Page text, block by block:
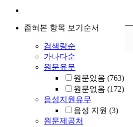
좁혀본 항목 보기순서
검색량순
가나다순
원문유무
원문있음 (763)
원문없음 (172)
음성지원유무
음성 지원 (3)
원문제공처